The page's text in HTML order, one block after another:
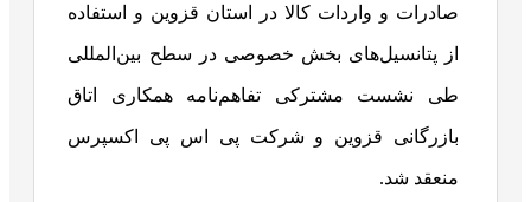
صادرات و واردات کالا در استان قزوین و استفاده
از پتانسیل‌های بخش خصوصی در سطح بین‌المللی
طی نشست مشترکی تفاهم‌نامه همکاری اتاق
بازرگانی قزوین و شرکت پی اس پی اکسپرس
منعقد شد.